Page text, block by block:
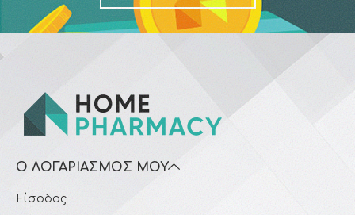
Ο ΛΟΓΑΡΙΑΣΜΌΣ ΜΟΥ
Είσοδος